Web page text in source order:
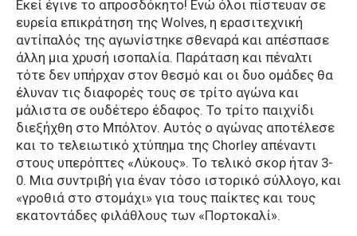
Εκεί έγινε το απροσδόκητο! Ενώ όλοι πίστευαν σε
ευρεία επικράτηση της Wolves, η ερασιτεχνική
αντίπαλός της αγωνίστηκε σθεναρά και απέσπασε
άλλη μια χρυσή ισοπαλία. Παράταση και πέναλτι
τότε δεν υπήρχαν στον θεσμό και οι δυο ομάδες θα
έλυναν τις διαφορές τους σε τρίτο αγώνα και
μάλιστα σε ουδέτερο έδαφος. Το τρίτο παιχνίδι
διεξήχθη στο Μπόλτον. Αυτός ο αγώνας αποτέλεσε
και το τελειωτικό χτύπημα της Chorley απέναντι
στους υπερόπτες «Λύκους». Το τελικό σκορ ήταν 3-
0. Μια συντριβή για έναν τόσο ιστορικό σύλλογο, και
«γροθιά στο στομάχι» για τους παίκτες και τους
εκατοντάδες φιλάθλους των «Πορτοκαλί».